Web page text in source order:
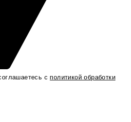
сполитикой обработки